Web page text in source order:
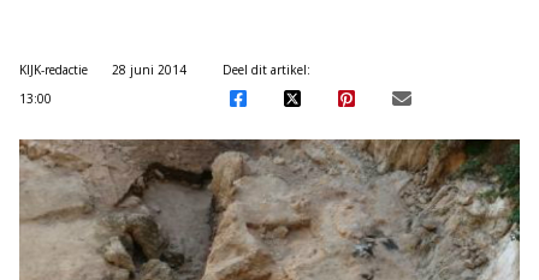
KIJK-redactie
28 juni 2014
13:00
Deel dit artikel: